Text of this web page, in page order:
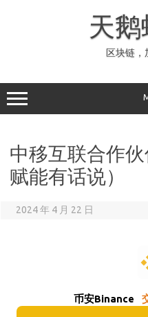
天
区块链，
中移互联合作
赋能有话说）
2024 年 4 月 22 日
币安Binance